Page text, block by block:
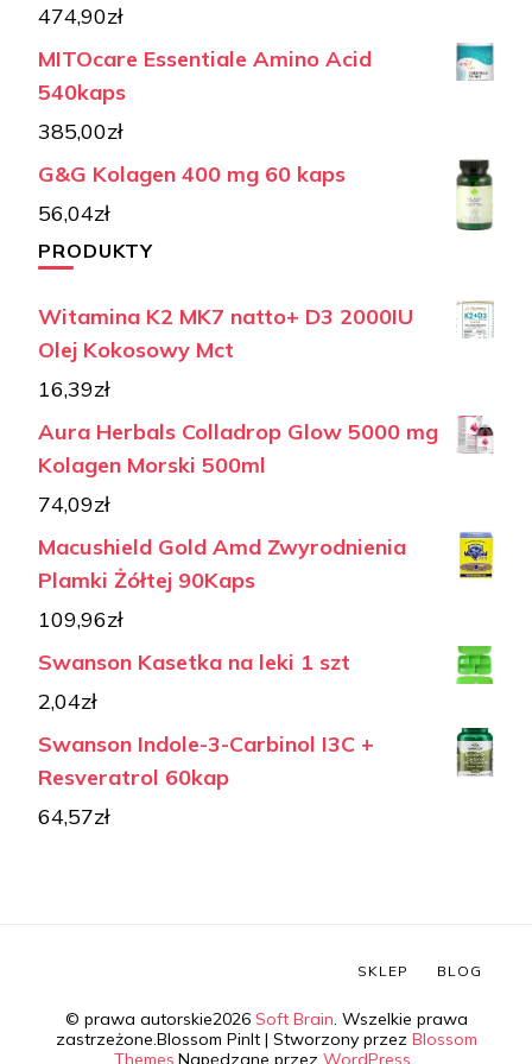
474,90zł
MITOcare Essentiale Amino Acid
540kaps
385,00zł
G&G Kolagen 400 mg 60 kaps
56,04zł
PRODUKTY
Witamina K2 MK7 natto+ D3 2000IU
Olej Kokosowy Mct
16,39zł
Aura Herbals Colladrop Glow 5000 mg
Kolagen Morski 500ml
74,09zł
Macushield Gold Amd Zwyrodnienia
Plamki Żółtej 90Kaps
109,96zł
Swanson Kasetka na leki 1 szt
2,04zł
Swanson Indole-3-Carbinol I3C +
Resveratrol 60kap
64,57zł
© prawa autorskie2026 Soft Brain. Wszelkie prawa
zastrzeżone.Blossom PinIt | Stworzony przez Blossom
Themes .Napędzane przez WordPress
SKLEP BLOG